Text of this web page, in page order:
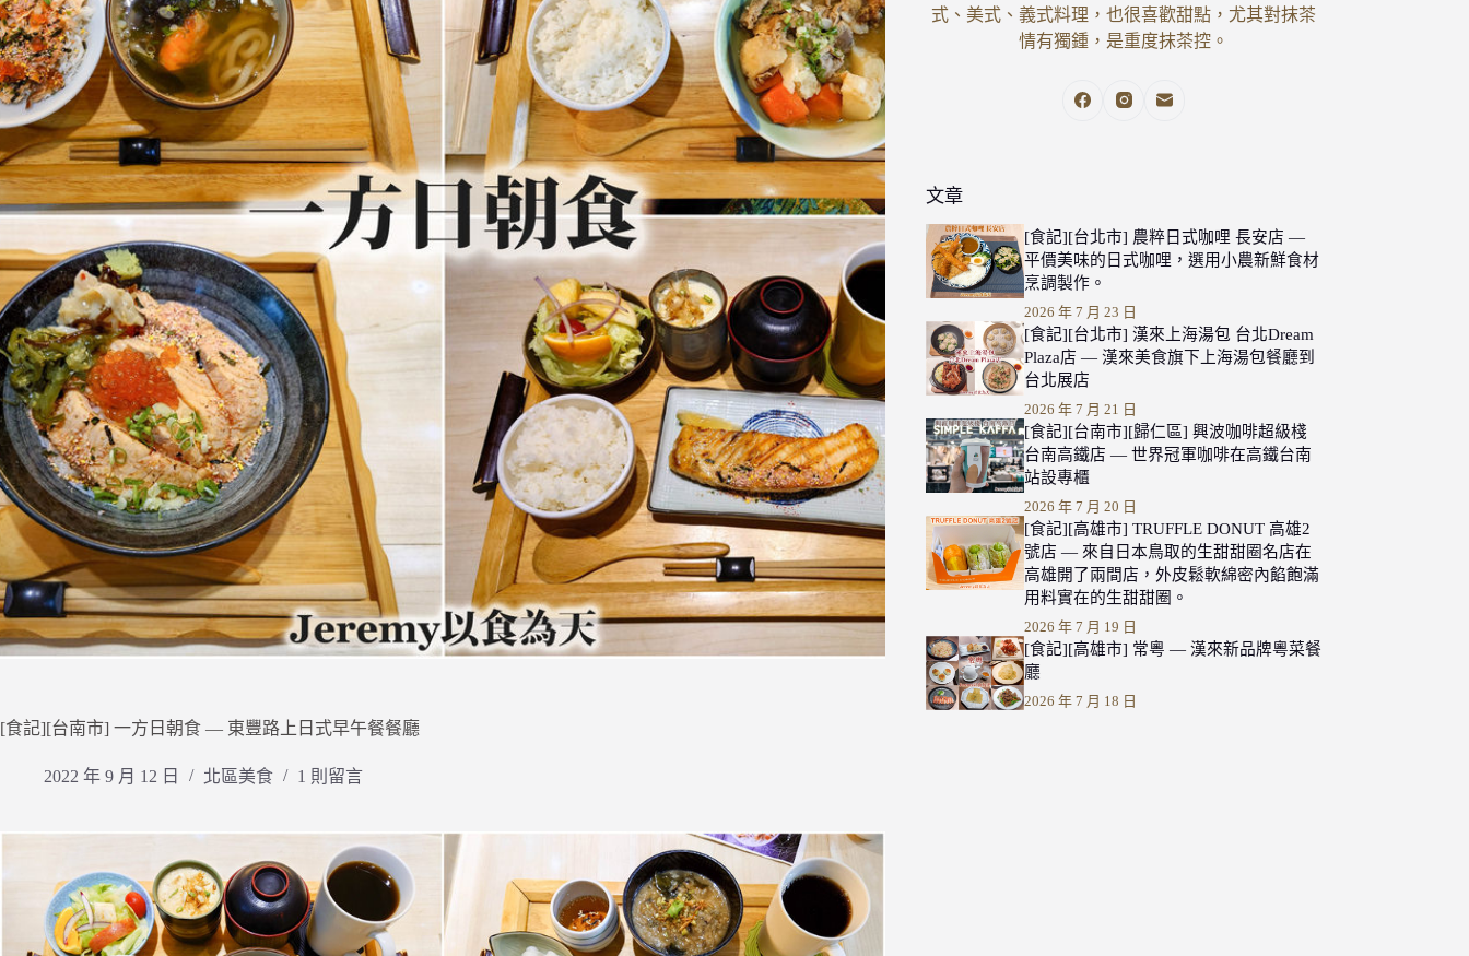
[食記][台南市] 一方日朝食 — 東豐路上日式早午餐餐廳
2022 年 9 月 12 日 北區美食 1 則留言
式、美式、義式料理，也很喜歡甜點，尤其對抹茶
情有獨鍾，是重度抹茶控。
文章
[食記][台北市] 農粹日式咖哩 長安店 —
平價美味的日式咖哩，選用小農新鮮食材
烹調製作。
2026 年 7 月 23 日
[食記][台北市] 漢來上海湯包 台北Dream
Plaza店 — 漢來美食旗下上海湯包餐廳到
台北展店
2026 年 7 月 21 日
[食記][台南市][歸仁區] 興波咖啡超級棧
台南高鐵店 — 世界冠軍咖啡在高鐵台南
站設專櫃
2026 年 7 月 20 日
[食記][高雄市] TRUFFLE DONUT 高雄2
號店 — 來自日本鳥取的生甜甜圈名店在
高雄開了兩間店，外皮鬆軟綿密內餡飽滿
用料實在的生甜甜圈。
2026 年 7 月 19 日
[食記][高雄市] 常粵 — 漢來新品牌粵菜餐
廳
2026 年 7 月 18 日